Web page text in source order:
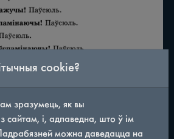
cookie?
зразумець, як вы
сайтам, і, адпаведна, што ў ім
можна даведацца на